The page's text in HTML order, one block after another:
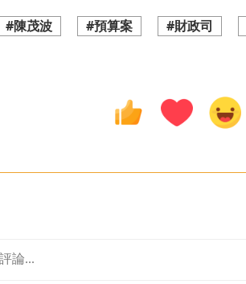
#陳茂波 #預算案 #財政司